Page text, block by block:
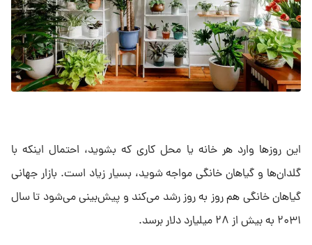
این روزها وارد هر خانه یا محل کاری که بشوید، احتمال اینکه با
گلدان‌ها و گیاهان خانگی مواجه شوید، بسیار زیاد است. بازار جهانی
گیاهان خانگی هم روز به روز رشد می‌کند و پیش‌بینی می‌شود تا سال
۲۰۳۱ به بیش از ۲۸ میلیارد دلار برسد.